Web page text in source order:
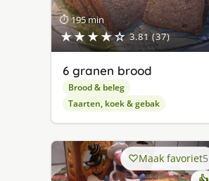
⏱ 195 min
★★★★☆ 3.81 (37)
6 granen brood
Brood & beleg
Taarten, koek & gebak
Maak favoriet5